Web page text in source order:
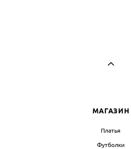
МАГАЗИН
Платья
Футболки